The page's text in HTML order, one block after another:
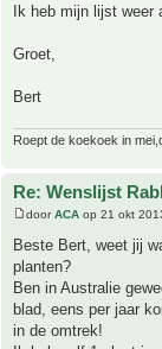
Ik heb mijn lijst weer
Groet,
Bert
Roept de koekoek in
Re: Wenslijst
doorACA op 21 okt
Beste Bert, weet jij
planten?
Ben in Australie
blad, eens per jaar
in de omtrek!